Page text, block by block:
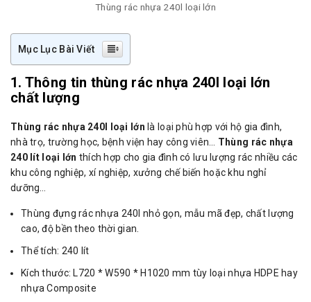
Thùng rác nhựa 240l loại lớn
Mục Lục Bài Viết
1. Thông tin thùng rác nhựa 240l loại lớn
chất lượng
Thùng rác nhựa 240l loại lớn là loại phù hợp với hộ gia đình,
nhà trọ, trường học, bệnh viện hay công viên… Thùng rác nhựa
240 lít loại lớn thích hợp cho gia đình có lưu lượng rác nhiều các
khu công nghiệp, xí nghiệp, xưởng chế biến hoặc khu nghỉ
dưỡng…
Thùng đựng rác nhựa 240l nhỏ gọn, mẫu mã đẹp, chất lượng
cao, độ bền theo thời gian.
Thể tích: 240 lít
Kích thước: L720 * W590 * H1020 mm tùy loại nhựa HDPE hay
nhựa Composite